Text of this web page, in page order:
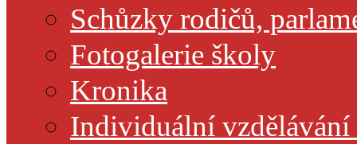
Schůzky rodičů,
Fotogalerie školy
Kronika
Individuální vzdělávání